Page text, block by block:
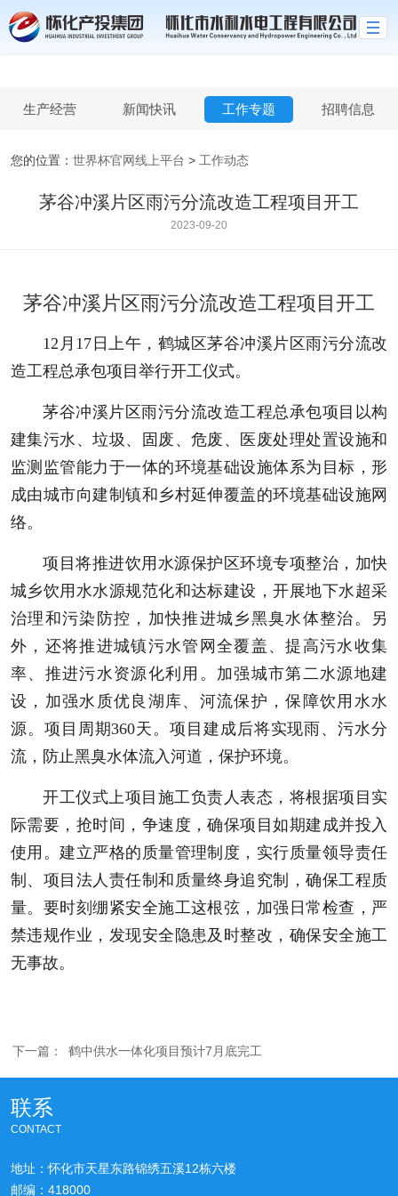
世界杯官网线上平台
生产经营 新闻快讯 工作专题 招聘信息
您的位置： 世界杯官网线上平台 > 工作动态
茅谷冲溪片区雨污分流改造工程项目开工
2023-09-20
茅谷冲溪片区雨污分流改造工程项目开工
12月17日上午，鹤城区茅谷冲溪片区雨污分流改
造工程总承包项目举行开工仪式。
茅谷冲溪片区雨污分流改造工程总承包项目以构
建集污水、垃圾、固废、危废、医废处理处置设施和
监测监管能力于一体的环境基础设施体系为目标，形
成由城市向建制镇和乡村延伸覆盖的环境基础设施网
络。
项目将推进饮用水源保护区环境专项整治，加快
城乡饮用水水源规范化和达标建设，开展地下水超采
治理和污染防控，加快推进城乡黑臭水体整治。另
外，还将推进城镇污水管网全覆盖、提高污水收集
率、推进污水资源化利用。加强城市第二水源地建
设，加强水质优良湖库、河流保护，保障饮用水水
源。项目周期360天。项目建成后将实现雨、污水分
流，防止黑臭水体流入河道，保护环境。
开工仪式上项目施工负责人表态，将根据项目实
际需要，抢时间，争速度，确保项目如期建成并投入
使用。建立严格的质量管理制度，实行质量领导责任
制、项目法人责任制和质量终身追究制，确保工程质
量。要时刻绷紧安全施工这根弦，加强日常检查，严
禁违规作业，发现安全隐患及时整改，确保安全施工
无事故。
下一篇： 鹤中供水一体化项目预计7月底完工
联系
CONTACT
地址：怀化市天星东路锦绣五溪12栋六楼
邮编：418000